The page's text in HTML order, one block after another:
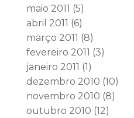
maio 2011 (5)
abril 2011 (6)
março 2011 (8)
fevereiro 2011 (3)
janeiro 2011 (1)
dezembro 2010 (10)
novembro 2010 (8)
outubro 2010 (12)